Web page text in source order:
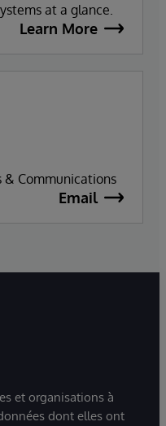
at a glance.
Learn More
& Communications
Email
et organisations à
dont elles ont